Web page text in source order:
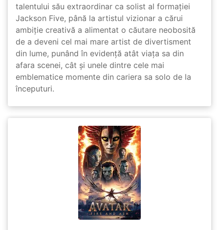
talentului său extraordinar ca solist al formației
Jackson Five, până la artistul vizionar a cărui
ambiție creativă a alimentat o căutare neobosită
de a deveni cel mai mare artist de divertisment
din lume, punând în evidență atât viața sa din
afara scenei, cât și unele dintre cele mai
emblematice momente din cariera sa solo de la
începuturi.